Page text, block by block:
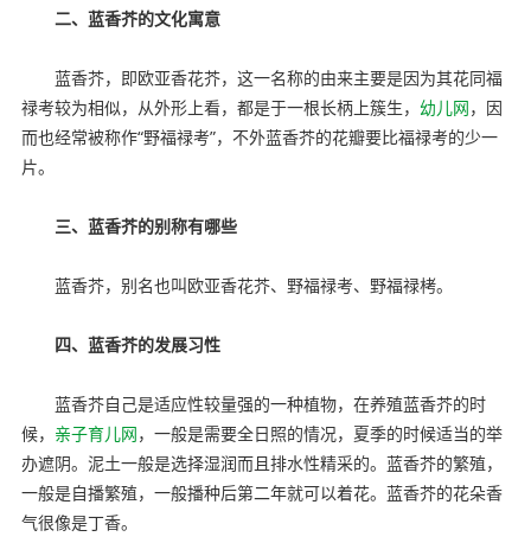
二、蓝香芥的文化寓意
蓝香芥，即欧亚香花芥，这一名称的由来主要是因为其花同福
禄考较为相似，从外形上看，都是于一根长柄上簇生， 幼儿网，因
而也经常被称作“野福禄考”，不外蓝香芥的花瓣要比福禄考的少一
片。
三、蓝香芥的别称有哪些
蓝香芥，别名也叫欧亚香花芥、野福禄考、野福禄栲。
四、蓝香芥的发展习性
蓝香芥自己是适应性较量强的一种植物，在养殖蓝香芥的时
候， 亲子育儿网，一般是需要全日照的情况，夏季的时候适当的举
办遮阴。泥土一般是选择湿润而且排水性精采的。蓝香芥的繁殖，
一般是自播繁殖，一般播种后第二年就可以着花。蓝香芥的花朵香
气很像是丁香。